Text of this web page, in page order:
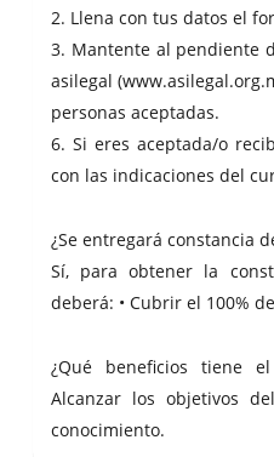
2. Llena con tus datos el
3. Mantente al pendiente
asilegal
personas aceptadas.
6. Si eres aceptada/o
con las indicaciones del
¿Se entregará constancia
Sí, para obtener la
deberá: • Cubrir el 100%
¿Qué beneficios tiene
Alcanzar los objetivos
conocimiento.